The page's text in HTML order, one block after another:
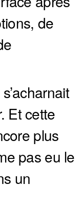
de
Et cette
plus
pas eu le
un